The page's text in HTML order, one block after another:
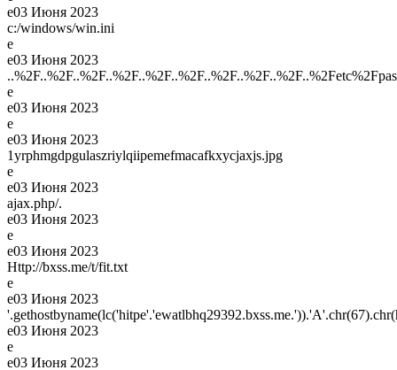
e03 Июня 2023
c:/windows/win.ini
e
e03 Июня 2023
e
e03 Июня 2023
e
e03 Июня 2023
1yrphmgdpgulaszriylqiipemefmacafkxycjaxjs.jpg
e
e03 Июня 2023
ajax.php/.
e03 Июня 2023
e
e03 Июня 2023
Http://bxss.me/t/fit.txt
e
e03 Июня 2023
e03 Июня 2023
e
e03 Июня 2023